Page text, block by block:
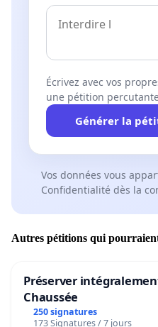
Écrivez avec vos
une pétition
Générer la
Vos données vous
Confidentialité dès la
Autres pétitions qui
Préserver
Chaussée
250 signatures
173 Signatures / 7 jours